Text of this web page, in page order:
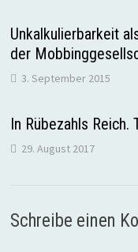
Unkalkulierbarkeit
der
3. September 2015
In Rübezahls Reich.
29. August 2017
Schreibe einen